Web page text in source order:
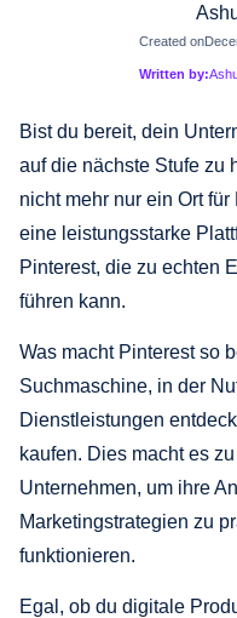
Created on
Written by:
Bist du bereit, dein
auf die nächste Stufe zu
nicht mehr nur ein Ort
eine leistungsstarke
Pinterest, die zu echten
führen kann.
Was macht Pinterest so
Suchmaschine, in der
Dienstleistungen
kaufen. Dies macht es
Unternehmen, um ihre
Marketingstrategien zu
funktionieren.
Egal, ob du digitale